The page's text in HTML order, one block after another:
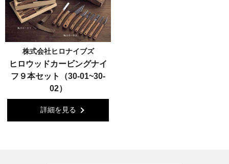
株式会社ヒロナイブズ
ヒロウッドカービングナイ
フ９本セット（30-01~30-
02）
詳細を見る